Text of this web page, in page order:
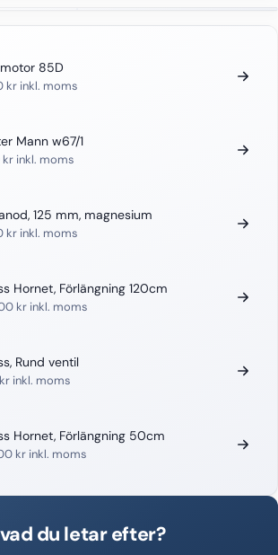
85D
kr inkl. moms
Mann w67/1
kr inkl. moms
125 mm, magnesium
kr inkl. moms
Hornet, Förlängning 120cm
kr inkl. moms
Rund ventil
kr inkl. moms
Hornet, Förlängning 50cm
kr inkl. moms
du letar efter?